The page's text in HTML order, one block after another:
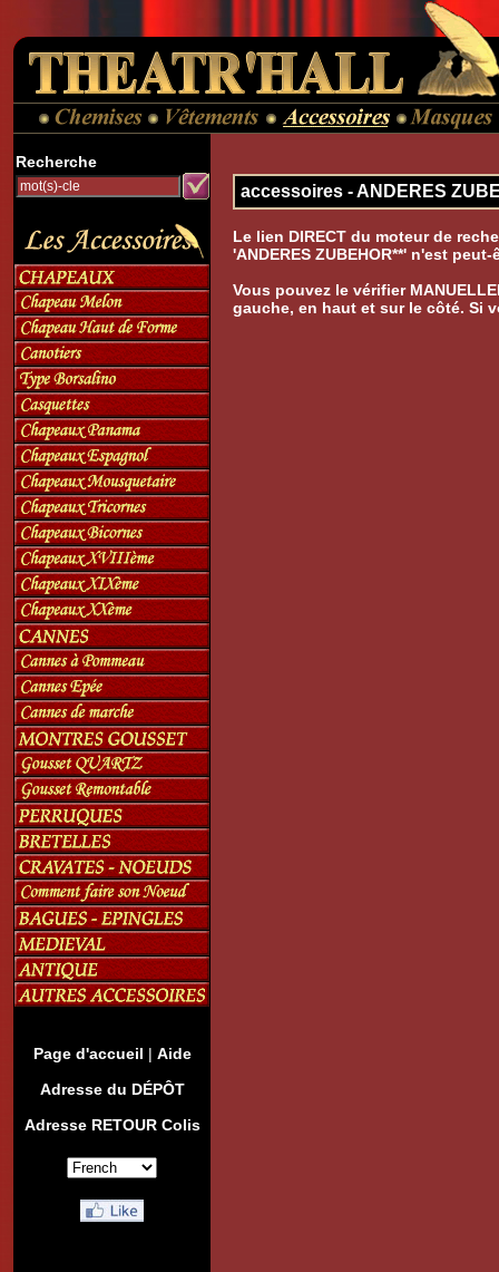
Recherche
Page d'accueil | Aide
Adresse du DÉPÔT
Adresse RETOUR Colis
accessoires - ANDERES
Le lien DIRECT du moteur de
'ANDERES ZUBEHOR**' n'est
Vous pouvez le vérifier
gauche, en haut et sur le côté. Si